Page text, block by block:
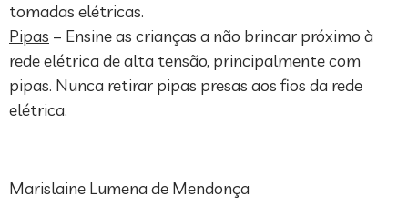
tomadas elétricas.
Pipas – Ensine as crianças a não brincar próximo à
rede elétrica de alta tensão, principalmente com
pipas. Nunca retirar pipas presas aos fios da rede
elétrica.
Marislaine Lumena de Mendonça